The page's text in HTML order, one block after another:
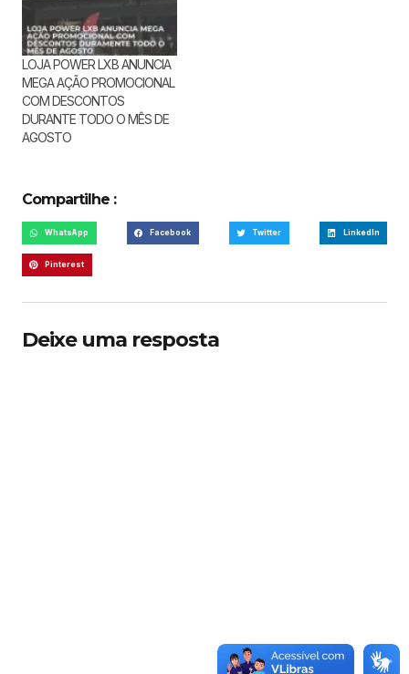
LOJA POWER LXB ANUNCIA
MEGA AÇÃO PROMOCIONAL
COM DESCONTOS
DURANTE TODO O MÊS DE
AGOSTO
Compartilhe :
WhatsApp Facebook Twitter LinkedIn
Pinterest
Deixe uma resposta